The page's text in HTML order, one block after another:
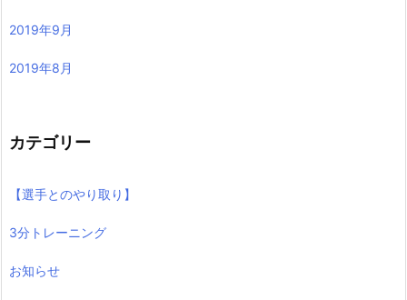
2019年9月
2019年8月
カテゴリー
【選手とのやり取り】
3分トレーニング
お知らせ